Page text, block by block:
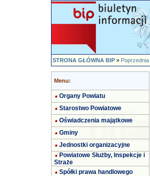
STRONA GŁÓWNA BIP»
Menu:
Organy Powiatu
Starostwo Powiatowe
Oświadczenia majątkowe
Gminy
Jednostki organizacyjne
Powiatowe Służby, Inspekcje i
Straże
Spółki prawa handlowego